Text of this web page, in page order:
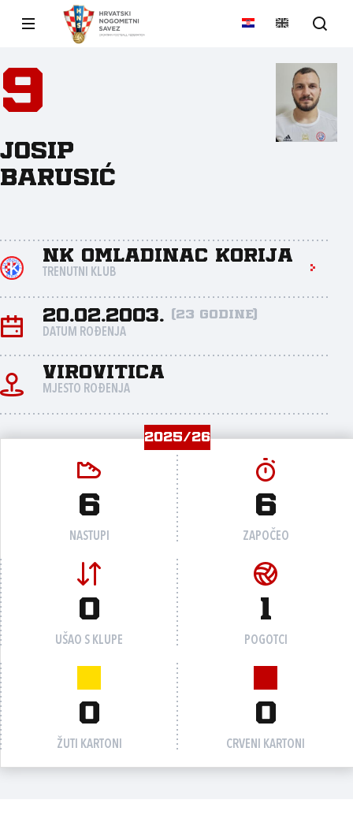
9
Josip
Barusić
NK Omladinac Korija
TRENUTNI KLUB
20.02.2003. (23 godine)
DATUM ROĐENJA
Virovitica
MJESTO ROĐENJA
2025/26
6
NASTUPI
6
ZAPOČEO
0
UŠAO S KLUPE
1
POGOTCI
0
ŽUTI KARTONI
0
CRVENI KARTONI